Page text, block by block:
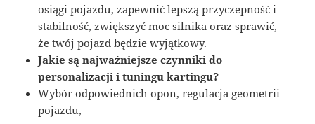
osiągi pojazdu, zapewnić lepszą przyczepność i
stabilność, zwiększyć moc silnika oraz sprawić,
że twój pojazd będzie wyjątkowy.
Jakie są najważniejsze czynniki do
personalizacji i tuningu kartingu?
Wybór odpowiednich opon, regulacja geometrii
pojazdu,